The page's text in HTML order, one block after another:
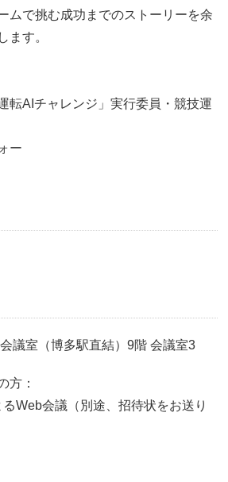
ムで挑む成功までのストーリーを余
ます。
転AIチャレンジ」実行委員・競技運
ー
議室（博多駅直結）9階 会議室3
方：
Web会議（別途、招待状をお送り